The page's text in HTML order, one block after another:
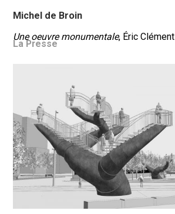
Michel de Broin
Une oeuvre monumentale, Éric Clément
La Presse